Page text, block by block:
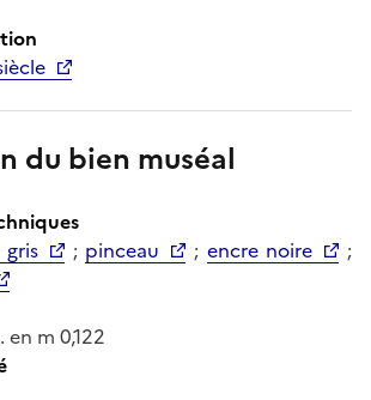
du bien muséal
gris ; pinceau ; encre noire
;
en m 0,122